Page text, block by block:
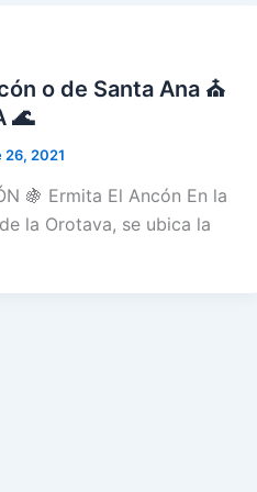
o de Santa Ana ⛪
🌊
2021
🍇 Ermita El Ancón En la
la Orotava, se ubica la